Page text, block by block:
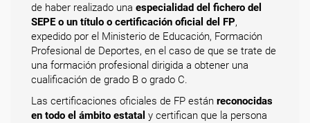
de haber realizado una especialidad del fichero del
SEPE o un título o certificación oficial del FP,
expedido por el Ministerio de Educación, Formación
Profesional de Deportes, en el caso de que se trate de
una formación profesional dirigida a obtener una
cualificación de grado B o grado C.
Las certificaciones oficiales de FP están reconocidas
en todo el ámbito estatal y certifican que la persona